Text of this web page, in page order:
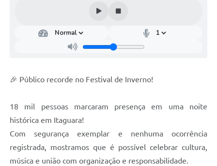
🎉 Público recorde no Festival de Inverno!
18 mil pessoas marcaram presença em uma noite
histórica em Itaguara!
Com segurança exemplar e nenhuma ocorrência
registrada, mostramos que é possível celebrar cultura,
música e união com organização e responsabilidade.